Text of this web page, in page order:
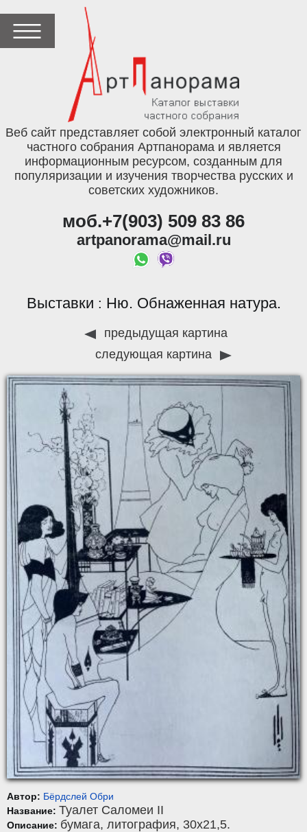
Веб сайт представляет собой электронный каталог
частного собрания Артпанорама и является
информационным ресурсом, созданным для
популяризации и изучения творчества русских и
советских художников.
моб.+7(903) 509 83 86
artpanorama@mail.ru
Выставки : Ню. Обнаженная натура.
предыдущая картина
следующая картина
Автор: Бёрдслей Обри
Название: Туалет Саломеи II
Описание: бумага, литография, 30x21,5.